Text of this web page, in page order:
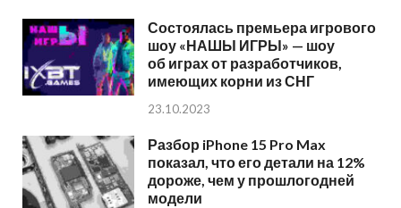
Состоялась премьера игрового
шоу «НАШЫ ИГРЫ» — шоу
об играх от разработчиков,
имеющих корни из СНГ
23.10.2023
Разбор iPhone 15 Pro Max
показал, что его детали на 12%
дороже, чем у прошлогодней
модели